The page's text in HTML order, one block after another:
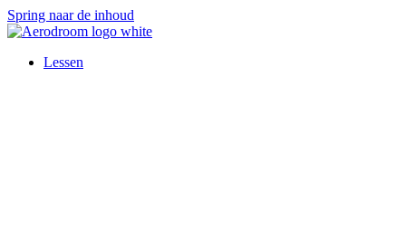
Spring naar de inhoud
Lessen